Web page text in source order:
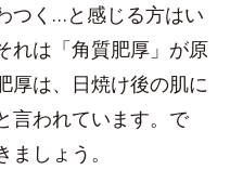
つく…と感じる方はい
れは「角質肥厚」が原
厚は、日焼け後の肌に
言われています。で
しょう。